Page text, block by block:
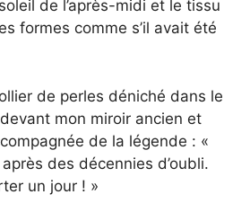
de l’après-midi et le tissu
formes comme s’il avait été
de perles déniché dans le
mon miroir ancien et
de la légende : «
des décennies d’oubli.
un jour ! »